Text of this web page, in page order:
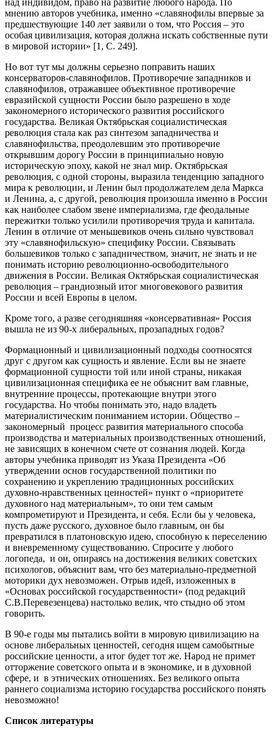
мнению авторов учебника, именно «славянофилы впервые за
предшествующие 140 лет заявили о том, что Россия – это
особая цивилизация, которая должна искать собственные пути
в мировой истории» [1, С. 249].
Но вот тут мы должны серьезно поправить наших
консерваторов-славянофилов. Противоречие западников и
славянофилов, отражавшее объективное противоречие
евразийской сущности России было разрешено в ходе
закономерного исторического развития российского
государства. Великая Октябрьская социалистическая
революция стала как раз синтезом западничества и
славянофильства, преодолевшим это противоречие
открывшим дорогу России в принципиально новую
историческую эпоху, какой не знал мир. Октябрьская
революция, с одной стороны, выразила тенденцию западного
мира к революции, и Ленин был продолжателем дела Маркса
и Ленина, а, с другой, революция произошла именно в России
как наиболее слабом звене империализма, где феодальные
пережитки только усилили противоречия труда и капитала.
Ленин в отличие от меньшевиков очень сильно чувствовал
эту «славянофильскую» специфику России. Связывать
большевиков только с западничеством, значит, не знать и не
понимать историю революционно-освободительного
движения в России. Великая Октябрьская социалистическая
революция – грандиозный итог многовекового развития
России и всей Европы в целом.
Кроме того, а разве сегодняшняя «консервативная» Россия
вышла не из 90-х либеральных, прозападных годов?
Формационный и цивилизационный подходы соотносятся
друг с другом как сущность и явление. Если вы не знаете
формационной сущности той или иной страны, никакая
цивилизационная специфика ее не объяснит вам главные,
внутренние процессы, протекающие внутри этого
государства. Но чтобы понимать это, надо владеть
материалистическим пониманием истории. Общество –
закономерный процесс развития материального способа
производства и материальных производственных отношений,
не зависящих в конечном счете от сознания людей. Когда
авторы учебника приводят из Указа Президента «Об
утверждении основ государственной политики по
сохранению и укреплению традиционных российских
духовно-нравственных ценностей» пункт о «приоритете
духовного над материальным», то они тем самым
компрометируют и Президента, и себя. Если бы у человека,
пусть даже русского, духовное было главным, он бы
превратился в платоновскую идею, способную к переселению
и вневременному существованию. Спросите у любого
логопеда, и он, опираясь на достижения великих советских
психологов, объяснит вам, что без материально-предметной
моторики дух невозможен. Отрыв идей, изложенных в
«Основах российской государственности» (под редакций
С.В.Перевезенцева) настолько велик, что стыдно об этом
говорить.
В 90-е годы мы пытались войти в мировую цивилизацию на
основе либеральных ценностей, сегодня ищем самобытные
российские ценности, а итог будет тот же. Народ не примет
отторжение советского опыта и в экономике, и в духовной
сфере, и в этнических отношениях. Без великого опыта
раннего социализма историю государства российского понять
невозможно!
Список литературы